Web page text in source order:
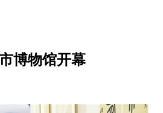
博物馆开幕